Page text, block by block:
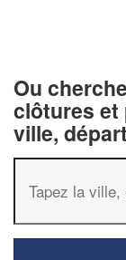
Ou
clôtures et
ville,